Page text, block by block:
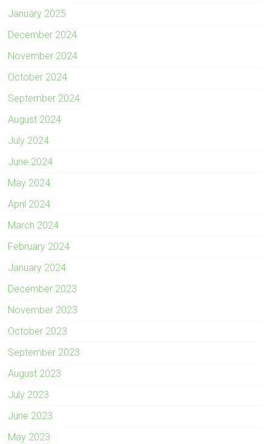
January 2025
December 2024
November 2024
October 2024
September 2024
August 2024
July 2024
June 2024
May 2024
April 2024
March 2024
February 2024
January 2024
December 2023
November 2023
October 2023
September 2023
August 2023
July 2023
June 2023
May 2023